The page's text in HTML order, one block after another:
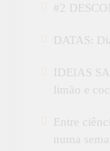
#2
DATAS:
IDEIAS
limão e
Entre
numa